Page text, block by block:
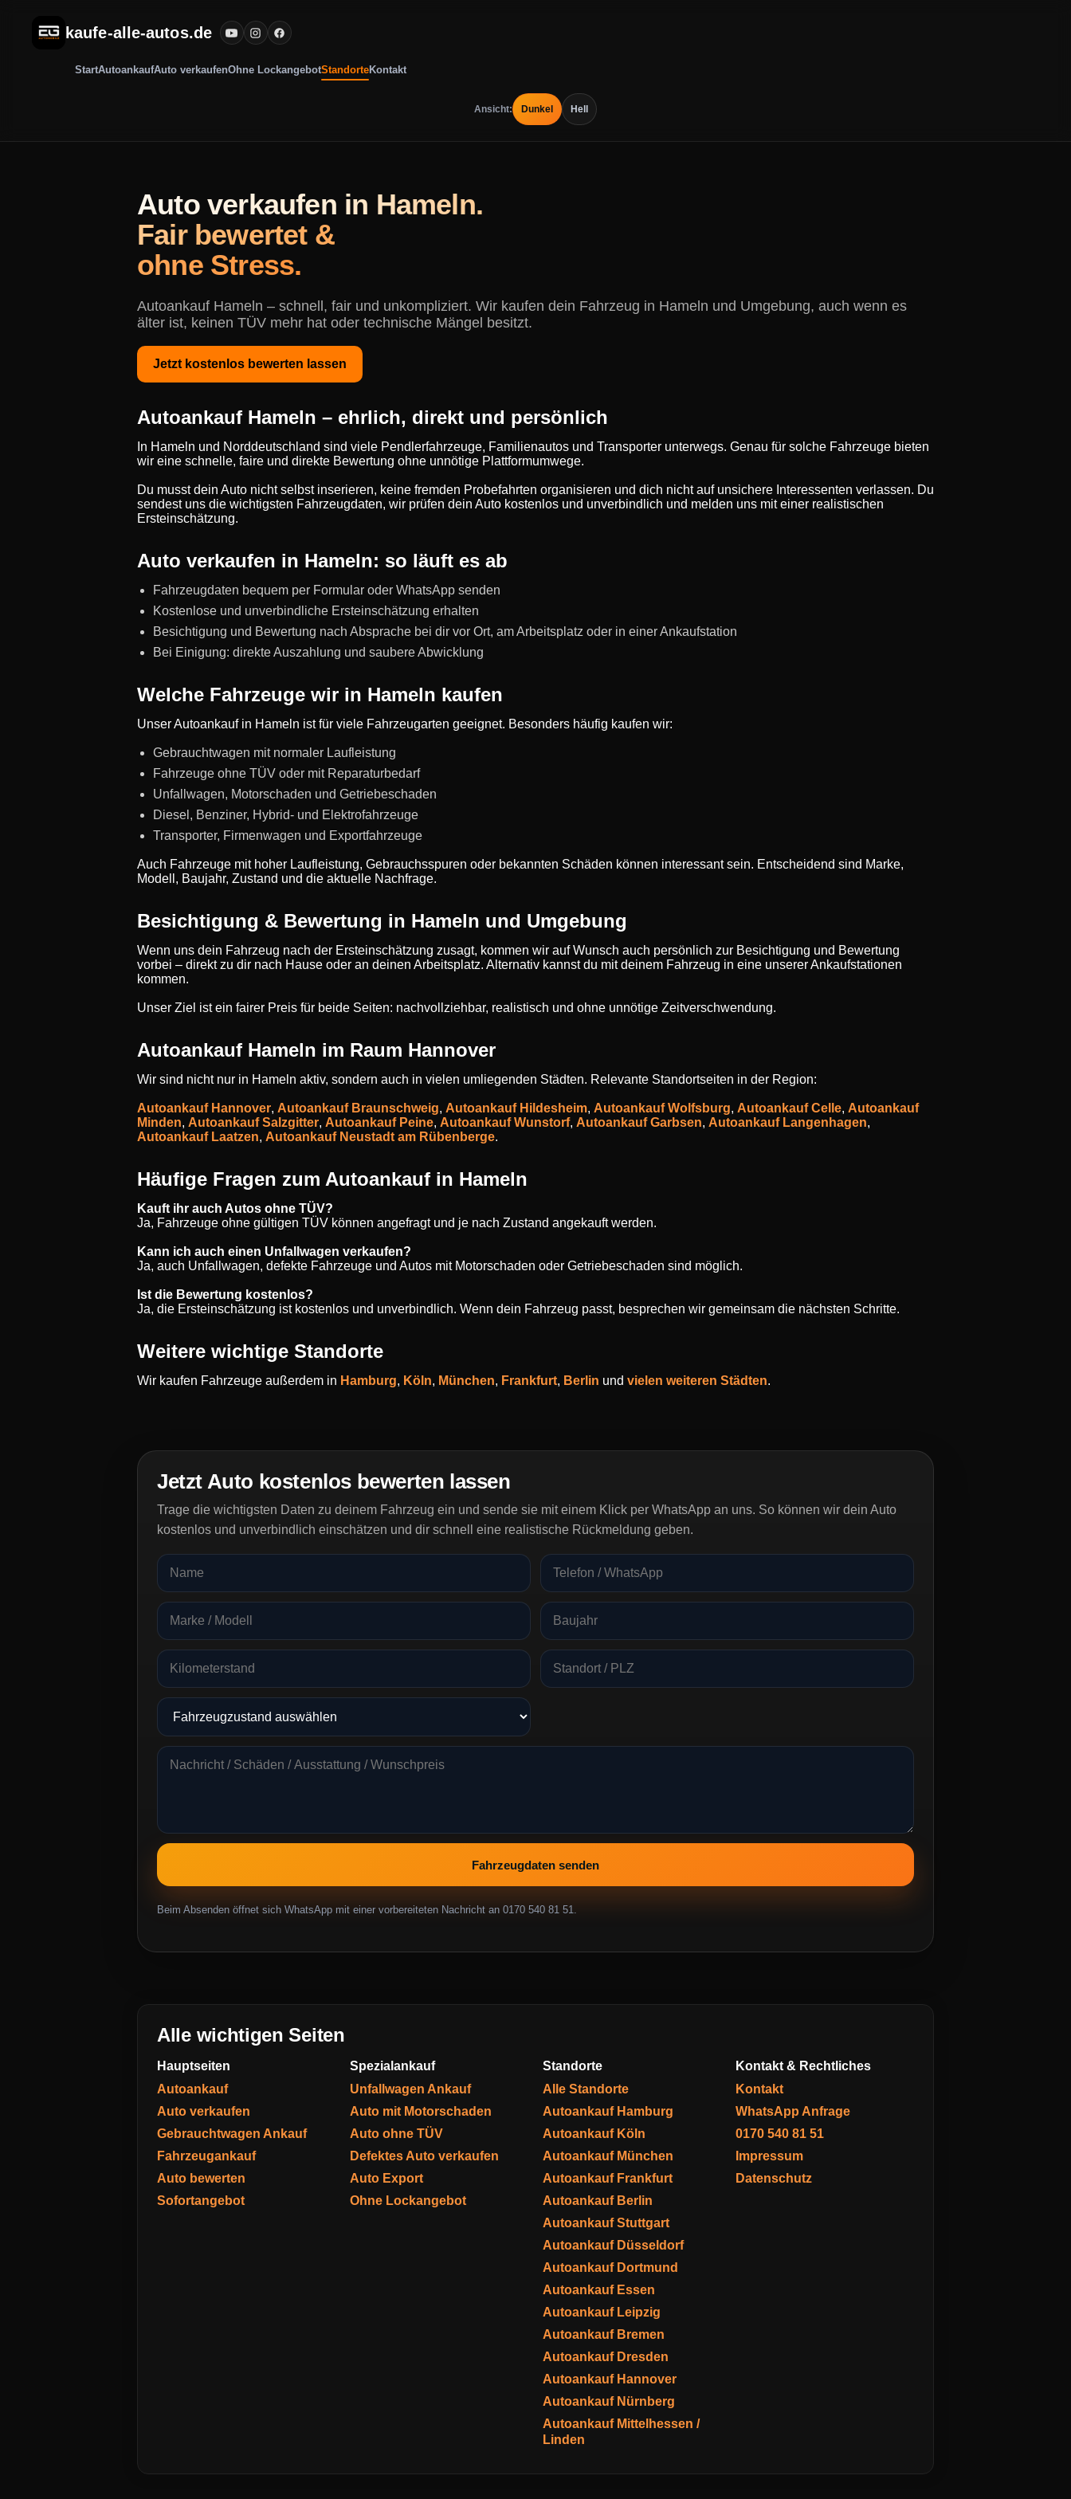
kaufe-alle-autos.de
StartAutoankaufAuto verkaufenOhne LockangebotStandorteKontakt
Ansicht: Dunkel Hell
Auto verkaufen in Hameln.
Fair bewertet &
ohne Stress.
Autoankauf Hameln – schnell, fair und unkompliziert. Wir kaufen dein Fahrzeug in Hameln und Umgebung, auch wenn es
älter ist, keinen TÜV mehr hat oder technische Mängel besitzt.
Jetzt kostenlos bewerten lassen
Autoankauf Hameln – ehrlich, direkt und persönlich
In Hameln und Norddeutschland sind viele Pendlerfahrzeuge, Familienautos und Transporter unterwegs. Genau für solche Fahrzeuge bieten
wir eine schnelle, faire und direkte Bewertung ohne unnötige Plattformumwege.
Du musst dein Auto nicht selbst inserieren, keine fremden Probefahrten organisieren und dich nicht auf unsichere Interessenten verlassen. Du
sendest uns die wichtigsten Fahrzeugdaten, wir prüfen dein Auto kostenlos und unverbindlich und melden uns mit einer realistischen
Ersteinschätzung.
Auto verkaufen in Hameln: so läuft es ab
Fahrzeugdaten bequem per Formular oder WhatsApp senden
Kostenlose und unverbindliche Ersteinschätzung erhalten
Besichtigung und Bewertung nach Absprache bei dir vor Ort, am Arbeitsplatz oder in einer Ankaufstation
Bei Einigung: direkte Auszahlung und saubere Abwicklung
Welche Fahrzeuge wir in Hameln kaufen
Unser Autoankauf in Hameln ist für viele Fahrzeugarten geeignet. Besonders häufig kaufen wir:
Gebrauchtwagen mit normaler Laufleistung
Fahrzeuge ohne TÜV oder mit Reparaturbedarf
Unfallwagen, Motorschaden und Getriebeschaden
Diesel, Benziner, Hybrid- und Elektrofahrzeuge
Transporter, Firmenwagen und Exportfahrzeuge
Auch Fahrzeuge mit hoher Laufleistung, Gebrauchsspuren oder bekannten Schäden können interessant sein. Entscheidend sind Marke,
Modell, Baujahr, Zustand und die aktuelle Nachfrage.
Besichtigung & Bewertung in Hameln und Umgebung
Wenn uns dein Fahrzeug nach der Ersteinschätzung zusagt, kommen wir auf Wunsch auch persönlich zur Besichtigung und Bewertung
vorbei – direkt zu dir nach Hause oder an deinen Arbeitsplatz. Alternativ kannst du mit deinem Fahrzeug in eine unserer Ankaufstationen
kommen.
Unser Ziel ist ein fairer Preis für beide Seiten: nachvollziehbar, realistisch und ohne unnötige Zeitverschwendung.
Autoankauf Hameln im Raum Hannover
Wir sind nicht nur in Hameln aktiv, sondern auch in vielen umliegenden Städten. Relevante Standortseiten in der Region:
Autoankauf Hannover, Autoankauf Braunschweig, Autoankauf Hildesheim, Autoankauf Wolfsburg, Autoankauf Celle, Autoankauf
Minden, Autoankauf Salzgitter, Autoankauf Peine, Autoankauf Wunstorf, Autoankauf Garbsen, Autoankauf Langenhagen,
Autoankauf Laatzen, Autoankauf Neustadt am Rübenberge.
Häufige Fragen zum Autoankauf in Hameln
Kauft ihr auch Autos ohne TÜV?
Ja, Fahrzeuge ohne gültigen TÜV können angefragt und je nach Zustand angekauft werden.
Kann ich auch einen Unfallwagen verkaufen?
Ja, auch Unfallwagen, defekte Fahrzeuge und Autos mit Motorschaden oder Getriebeschaden sind möglich.
Ist die Bewertung kostenlos?
Ja, die Ersteinschätzung ist kostenlos und unverbindlich. Wenn dein Fahrzeug passt, besprechen wir gemeinsam die nächsten Schritte.
Weitere wichtige Standorte
Wir kaufen Fahrzeuge außerdem in Hamburg, Köln, München, Frankfurt, Berlin und vielen weiteren Städten.
Jetzt Auto kostenlos bewerten lassen
Trage die wichtigsten Daten zu deinem Fahrzeug ein und sende sie mit einem Klick per WhatsApp an uns. So können wir dein Auto
kostenlos und unverbindlich einschätzen und dir schnell eine realistische Rückmeldung geben.
Fahrzeugdaten senden
Beim Absenden öffnet sich WhatsApp mit einer vorbereiteten Nachricht an 0170 540 81 51.
Alle wichtigen Seiten
Hauptseiten
Autoankauf
Auto verkaufen
Gebrauchtwagen Ankauf
Fahrzeugankauf
Auto bewerten
Sofortangebot
Spezialankauf
Unfallwagen Ankauf
Auto mit Motorschaden
Auto ohne TÜV
Defektes Auto verkaufen
Auto Export
Ohne Lockangebot
Standorte
Alle Standorte
Autoankauf Hamburg
Autoankauf Köln
Autoankauf München
Autoankauf Frankfurt
Autoankauf Berlin
Autoankauf Stuttgart
Autoankauf Düsseldorf
Autoankauf Dortmund
Autoankauf Essen
Autoankauf Leipzig
Autoankauf Bremen
Autoankauf Dresden
Autoankauf Hannover
Autoankauf Nürnberg
Autoankauf Mittelhessen /
Linden
Kontakt & Rechtliches
Kontakt
WhatsApp Anfrage
0170 540 81 51
Impressum
Datenschutz